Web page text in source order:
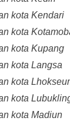
kota Kendari
kota
kota Kupang
kota Langsa
kota
kota
kota Madiun